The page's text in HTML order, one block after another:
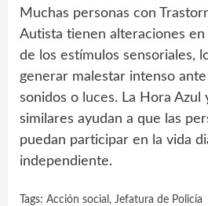
Muchas personas con
Autista tienen alteraciones
de los estímulos sensoriales,
generar malestar intenso
sonidos o luces. La Hora Azul
similares ayudan a que las
puedan participar en la vida
independiente.
Tags: Acción social , Jefatura de Policía